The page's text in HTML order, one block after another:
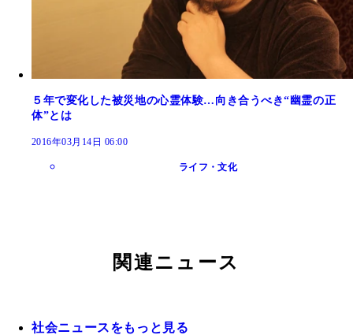
５年で変化した被災地の心霊体験…向き合うべき“幽霊の正
体”とは
2016年03月14日 06:00
ライフ・文化
関連ニュース
社会ニュースをもっと見る